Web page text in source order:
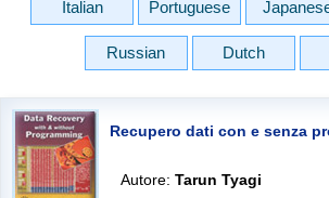
Italian Portuguese
Russian Dutch
Recupero dati con e senza
Autore: Tarun Tyagi